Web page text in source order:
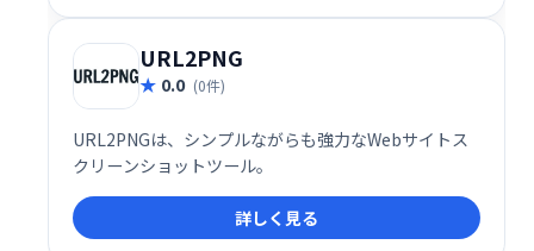
URL2PNG
0.0 (0件)
URL2PNGは、シンプルながらも強力なWebサイトス
クリーンショットツール。
詳しく見る